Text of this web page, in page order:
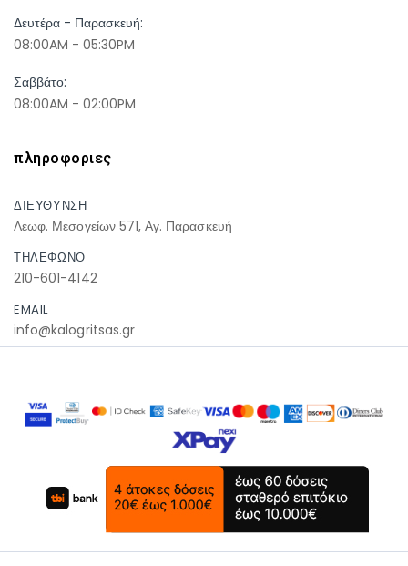
Δευτέρα - Παρασκευή:
08:00AM - 05:30PM
Σαββάτο:
08:00AM - 02:00PM
πληροφοριες
ΔΙΕΥΘΥΝΣΗ
Λεωφ. Μεσογείων 571, Αγ. Παρασκευή
ΤΗΛΕΦΩΝΟ
210-601-4142
EMAIL
info@kalogritsas.gr